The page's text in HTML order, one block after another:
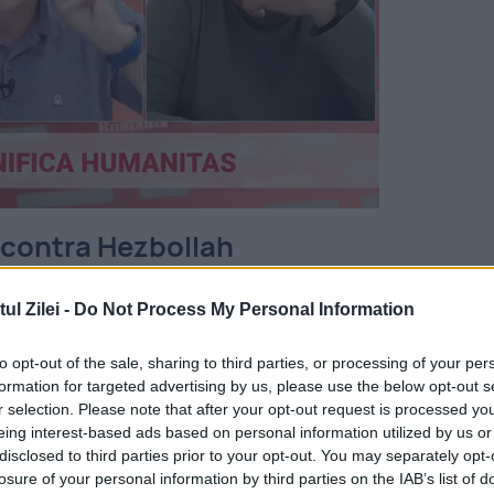
Zilei - Do Not Process My Personal Information
opt-out of the sale, sharing to third parties, or processing of your
for targeted advertising by us, please use the below opt-out
selection. Please note that after your opt-out request is processed
interest-based ads based on personal information utilized by us
to third parties prior to your opt-out. You may separately
of your personal information by third parties on the IAB’s list of
Hezbollah
pe care Israelul le-a provocat mișcării
politic strategic amplu în Orientul
securitate din arena de nord merită laude.
a lungul anilor, inclusiv sub guvernele